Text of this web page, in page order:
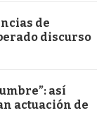
de
discurso
así
actuación de